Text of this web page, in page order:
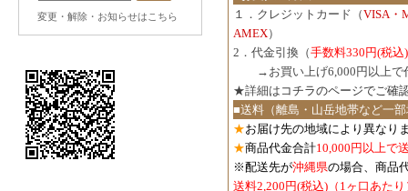
１．クレジットカード（VISA・
AMEX）
2．代金引換（手数料330円(税込)
→お買い上げ6,000円以上で
★詳細は コチラのページでご確
■送料（離島・山岳地帯など一
★お届け先の地域により異なり
★商品代金合計10,000円以上で
※配送先が沖縄県の場合、商品
送料2,200円(税込)（1ヶ口あたり
変更・解除・お知らせはこちら